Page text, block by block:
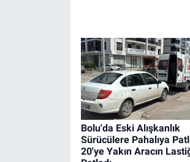
Bolu'da Eski Alışkanlık
Sürücülere Pahalıya
20'ye Yakın Aracın